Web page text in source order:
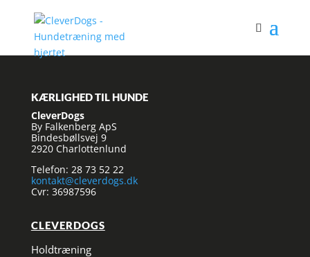
KÆRLIGHED TIL HUNDE
CleverDogs
By Falkenberg ApS
Bindesbøllsvej 9
2920 Charlottenlund
Telefon: 28 73 52 22
kontakt@cleverdogs.dk
Cvr: 36987596
CLEVERDOGS
Holdtræning